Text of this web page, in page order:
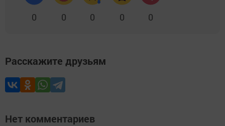
0 0 0 0 0
Расскажите друзьям
Нет комментариев